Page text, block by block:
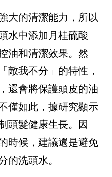
大的清潔能力，所以
水中添加月桂硫酸
油和清潔效果。然
敵我不分」的特性，
還會將保護頭皮的油
僅如此，據研究顯示
頭髮健康生長。因
時候，建議還是避免
的洗頭水。